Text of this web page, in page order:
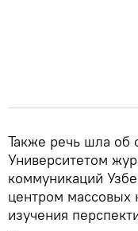
Также речь шла об
Университетом
коммуникаций
центром массовых
изучения